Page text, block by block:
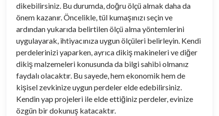
dikebilirsiniz. Bu durumda, doğru ölçü almak daha da
önem kazanır. Öncelikle, tül kumaşınızı seçin ve
ardından yukarıda belirtilen ölçü alma yöntemlerini
uygulayarak, ihtiyacınıza uygun ölçüleri belirleyin. Kendi
perdelerinizi yaparken, ayrıca dikiş makineleri ve diğer
dikiş malzemeleri konusunda da bilgi sahibi olmanız
faydalı olacaktır. Bu sayede, hem ekonomik hem de
kişisel zevkinize uygun perdeler elde edebilirsiniz.
Kendin yap projeleri ile elde ettiğiniz perdeler, evinize
özgün bir dokunuş katacaktır.